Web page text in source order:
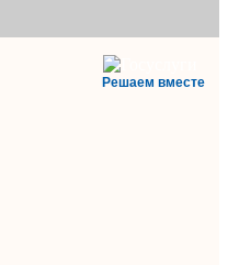
Решаем вместе